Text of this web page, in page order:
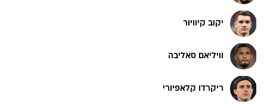
יקוב קיוויור
וויליאם סאליבה
ריקרדו קלאפיורי